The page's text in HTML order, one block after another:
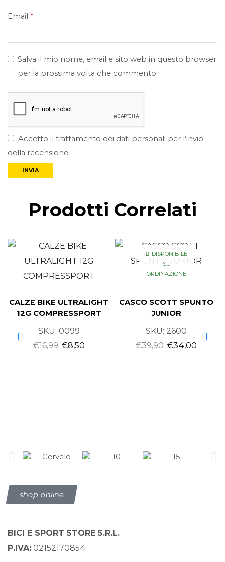
Email *
Salva il mio nome, email e sito web in questo browser
per la prossima volta che commento.
Accetto il trattamento dei dati personali per l’invio
della recensione.
Prodotti Correlati
CALZE BIKE ULTRALIGHT
12G COMPRESSPORT
SKU: 0099
€16,99 €8,50
DISPONIBILE
SU
ORDINAZIONE
CASCO SCOTT SPUNTO
JUNIOR
SKU: 2600
€39,90 €34,00
shop online
BICI E SPORT STORE S.R.L.
P.IVA: 02152170854